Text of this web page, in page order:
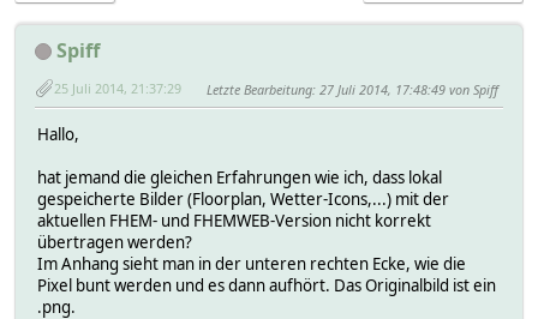
Spiff
25 Juli 2014, 21:37:29 Letzte Bearbeitung: 27 Juli 2014, 17:48:49 von Spiff
Hallo,
hat jemand die gleichen Erfahrungen wie ich, dass lokal
gespeicherte Bilder (Floorplan, Wetter-Icons,...) mit der
aktuellen FHEM- und FHEMWEB-Version nicht korrekt
übertragen werden?
Im Anhang sieht man in der unteren rechten Ecke, wie die
Pixel bunt werden und es dann aufhört. Das Originalbild ist ein
.png.